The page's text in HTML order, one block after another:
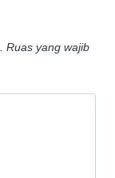
Ruas yang wajib